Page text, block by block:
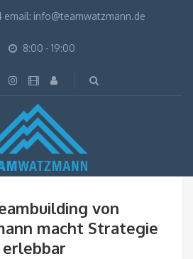
email: info@teamwatzmann.de
8:00 - 19:00
von
macht Strategie
erlebbar